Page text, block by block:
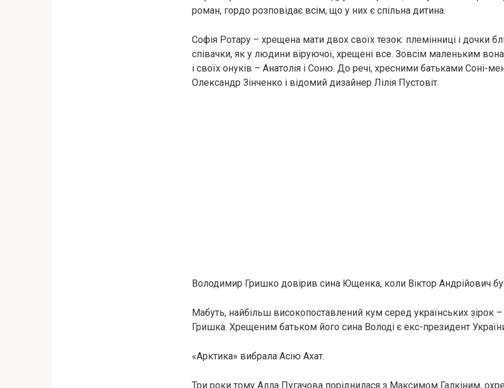
роман, гордо розповідає всім, що у них є спільна дитина.
Софія Ротару – хрещена мати двох своїх тезок: племінниці і дочки
співачки, як у людини віруючої, хрещені все. Зовсім маленьким
і своїх онуків – Анатолія і Соню. До речі, хресними батьками Соні-
Олександр Зінченко і відомий дизайнер Лілія Пустовіт.
Володимир Гришко довірив сина Ющенка, коли Віктор Андрійович
Мабуть, найбільш високопоставлений кум серед українських зірок
Гришка. Хрещеним батьком його сина Володі є екс-президент
«Арктика» вибрала Асію Ахат.
Три роки тому Алла Пугачова поріднилася з Максимом Галкіним,